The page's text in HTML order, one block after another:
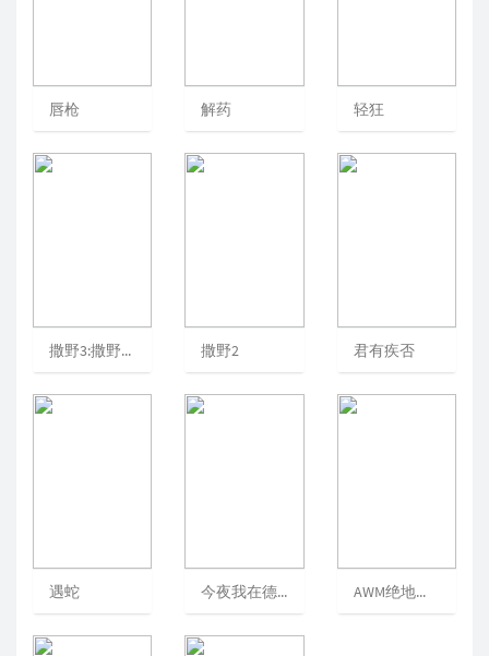
唇枪 解药 轻狂
撒野3:撒野完结篇 撒野2 君有疾否
遇蛇 今夜我在德令哈 AWM绝地求生上册:上册